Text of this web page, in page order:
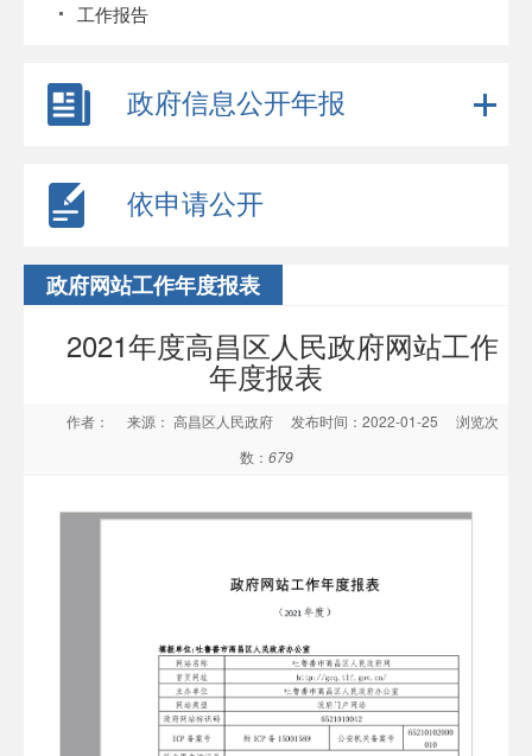
工作报告
政府信息公开年报
依申请公开
政府网站工作年度报表
2021年度高昌区人民政府网站工作
年度报表
作者： 来源： 高昌区人民政府 发布时间：2022-01-25
浏览次
数： 679